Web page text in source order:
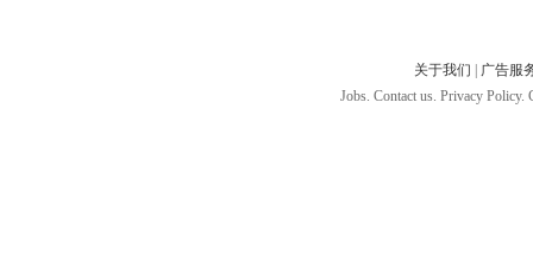
关于我们
广告服
Jobs. Contact us. Privacy